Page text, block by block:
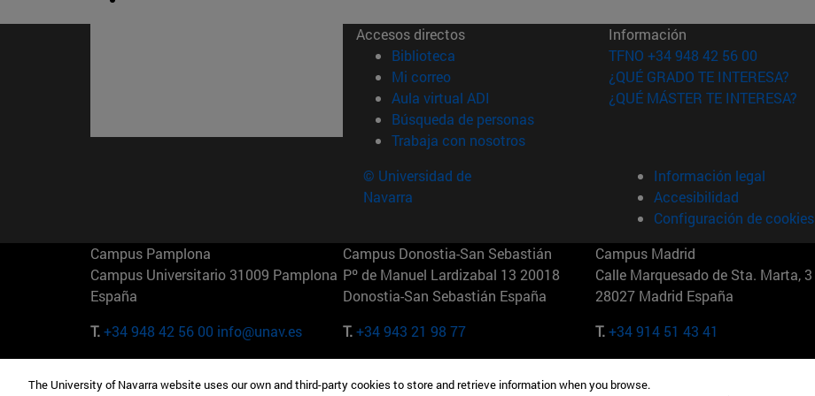
Accesos directos
Biblioteca (abre en nueva ventana)
Mi correo(abre en nueva ventana)
Aula virtual ADI (abre en nueva ventana)
Búsqueda de personas(abre en nueva ventana)
Trabaja con nosotros(abre en nueva ventana)
Información
TFNO +34 948 42 56 00
¿QUÉ GRADO TE INTERESA?
¿QUÉ MÁSTER TE INTERESA?
© Universidad de
Navarra
Información legal
Accesibilidad
Configuración de cookies
Campus Pamplona
Campus Universitario 31009 Pamplona
España
T.+34 948 42 56 00 info@unav.es
Campus Donostia-San Sebastián
Pº de Manuel Lardizabal 13 20018
Donostia-San Sebastián España
T.+34 943 21 98 77
Campus Madrid
Calle Marquesado de Sta. Marta, 3
28027 Madrid España
T.+34 914 51 43 41
Camino del Cerro Águila 3 28023
165 W 57th St 10019-2201 Nueva York Maria-Theresia-Straße 15 81675
The University of Navarra website uses our own and third-party cookies to store and retrieve information when you browse.